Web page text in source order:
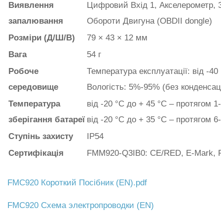
Виявлення
запалювання
Цифровий Вхід 1, Акселерометр,
Обороти Двигуна (OBDII dongle)
Розміри (Д/Ш/В)
79 × 43 × 12 мм
Вага
54 г
Робоче
середовище
Температура експлуатації: від -
Вологість: 5%-95% (без
Температура
зберігання батареї
від -20 °C до + 45 °C – протягом
від -20 °C до + 35 °C – протягом
Ступінь захисту
IP54
Сертифікація
FMM920-Q3IB0: CE/RED, E-Mark,
FMС920 Короткий Посібник (EN).pdf
FMС920 Схема электропроводки (EN)